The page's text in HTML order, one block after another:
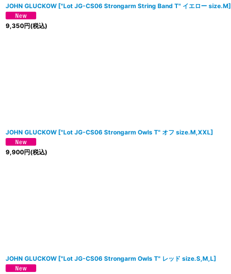
JOHN GLUCKOW ["Lot JG-CS06 Strongarm String Band T" イエロー size.M]
9,350円(税込)
JOHN GLUCKOW ["Lot JG-CS06 Strongarm Owls T" オフ size.M,XXL]
9,900円(税込)
JOHN GLUCKOW ["Lot JG-CS06 Strongarm Owls T" レッド size.S,M,L]